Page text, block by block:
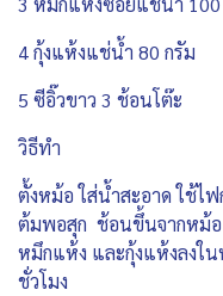
4 กุ้งแห้งแช่น้ำ 80 กรัม
5 ซีอิ๊วขาว 3 ช้อนโต๊ะ
วิธีทำ
ตั้งหม้อ ใส่น้ำสะอาด ใช้ไ
ต้มพอสุก ช้อนขึ้นจากหม้อ
หมึกแห้ง และกุ้งแห้งลงใน
ชั่วโมง